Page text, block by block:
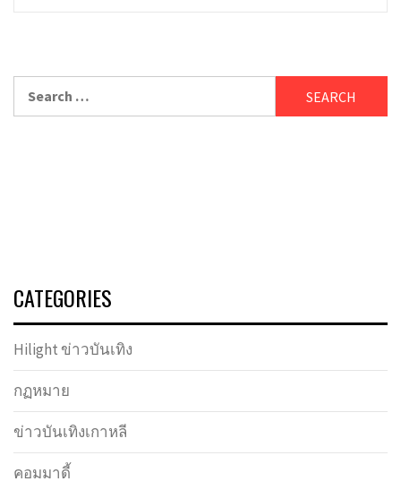
CATEGORIES
Hilight ข่าวบันเทิง
กฏหมาย
ข่าวบันเทิงเกาหลี
คอมมาดี้